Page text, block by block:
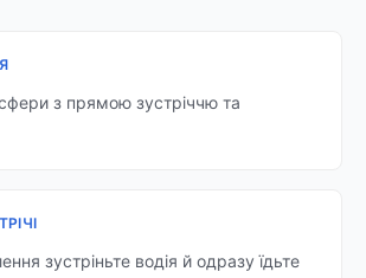
з прямою зустріччю та
зустріньте водія й одразу їдьте